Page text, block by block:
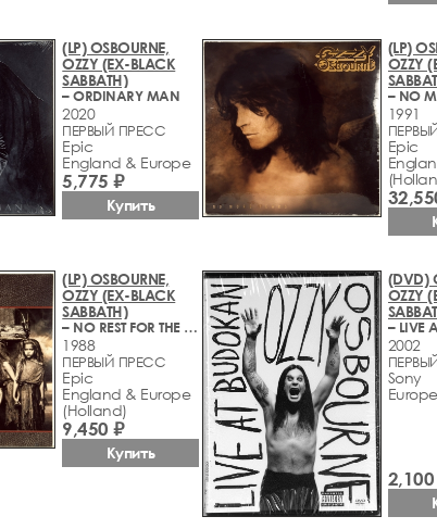
(LP) OSBOURNE,
OZZY (EX-BLACK
SABBATH)
– ORDINARY MAN
2020
ПЕРВЫЙ ПРЕСС
Epic
England & Europe
5,775 ₽
Купить
(LP)
OZZY
– NO
1991
Epic
(LP) OSBOURNE,
OZZY (EX-BLACK
SABBATH)
– NO REST FOR THE WICKED
1988
ПЕРВЫЙ ПРЕСС
Epic
England & Europe
(Holland)
9,450 ₽
Купить
(DVD)
OZZY
– LIVE
2002
Sony
Europe